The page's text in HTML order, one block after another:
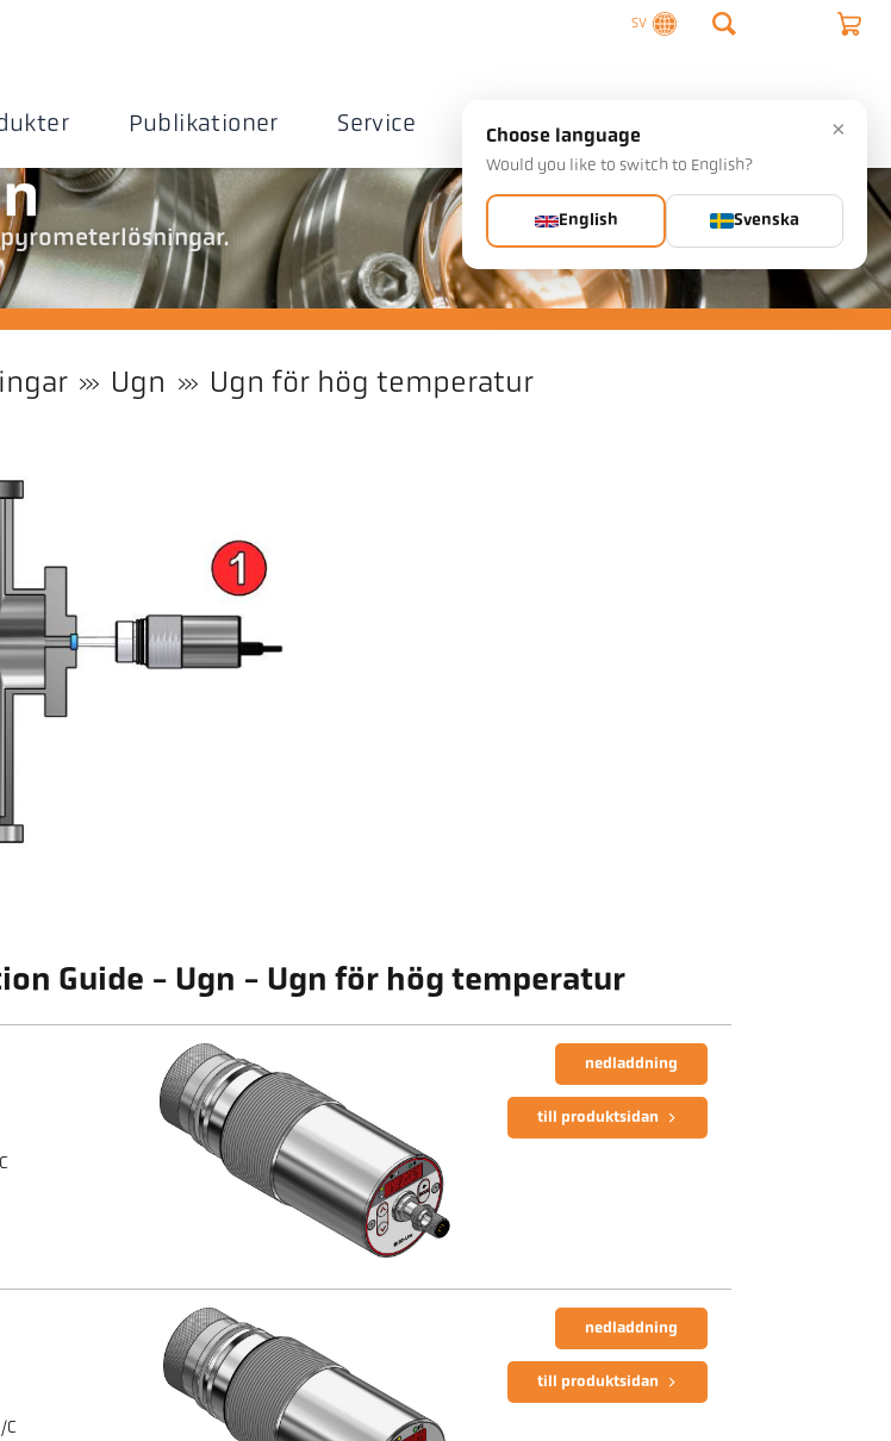
SV
Publikationer Service Företag Kontakta
Ugn Ugn för hög temperatur
Guide - Ugn - Ugn för hög temperatur
nedladdning
till produktsidan
C
nedladdning
till produktsidan
×
Choose language
Would you like to switch to English?
English Svenska